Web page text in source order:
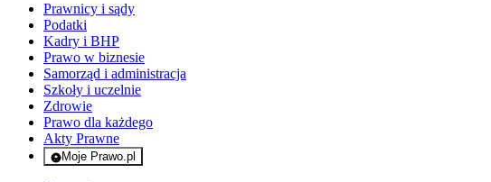
Prawnicy i sądy
Podatki
Kadry i BHP
Prawo w biznesie
Samorząd i administracja
Szkoły i uczelnie
Zdrowie
Prawo dla każdego
Akty Prawne
Moje Prawo.pl
- rejestracja i logowanie do serwisu